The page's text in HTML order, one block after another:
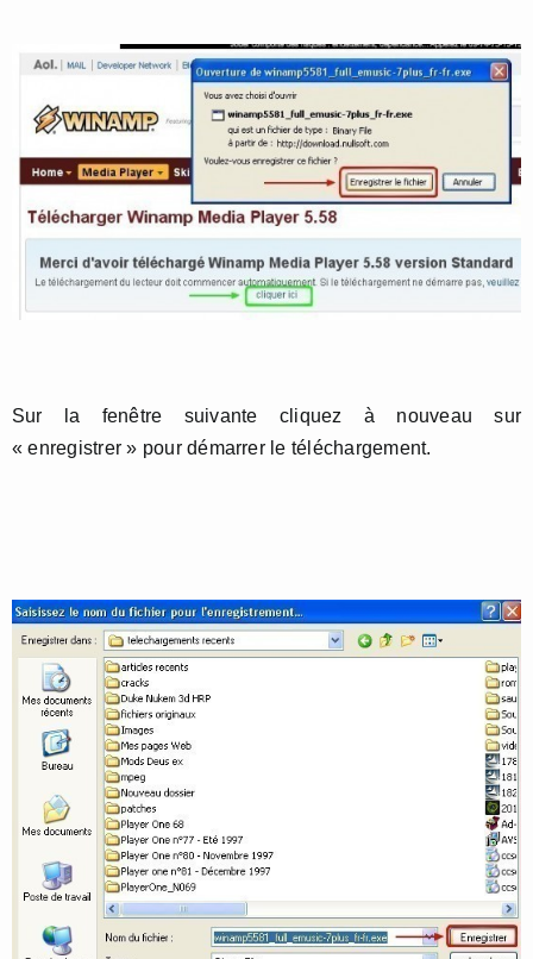
Sur la fenêtre suivante cliquez à nouveau sur
« enregistrer » pour démarrer le téléchargement.